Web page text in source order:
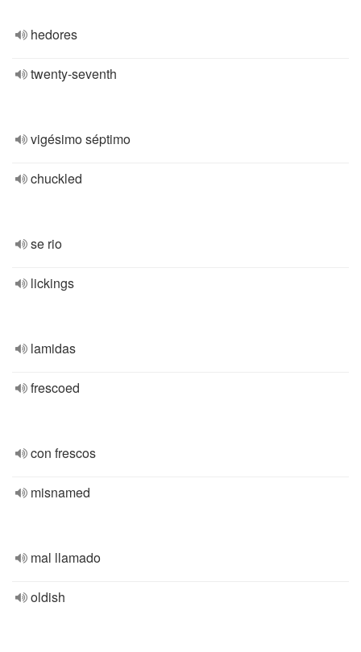
hedores
twenty-seventh
vigésimo séptimo
chuckled
se rio
lickings
lamidas
frescoed
con frescos
misnamed
mal llamado
oldish